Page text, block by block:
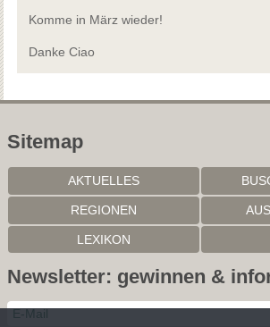
Komme in März wieder!
Danke Ciao
Sitemap
AKTUELLES
REGIONEN
LEXIKON
Newsletter: gewinnen &